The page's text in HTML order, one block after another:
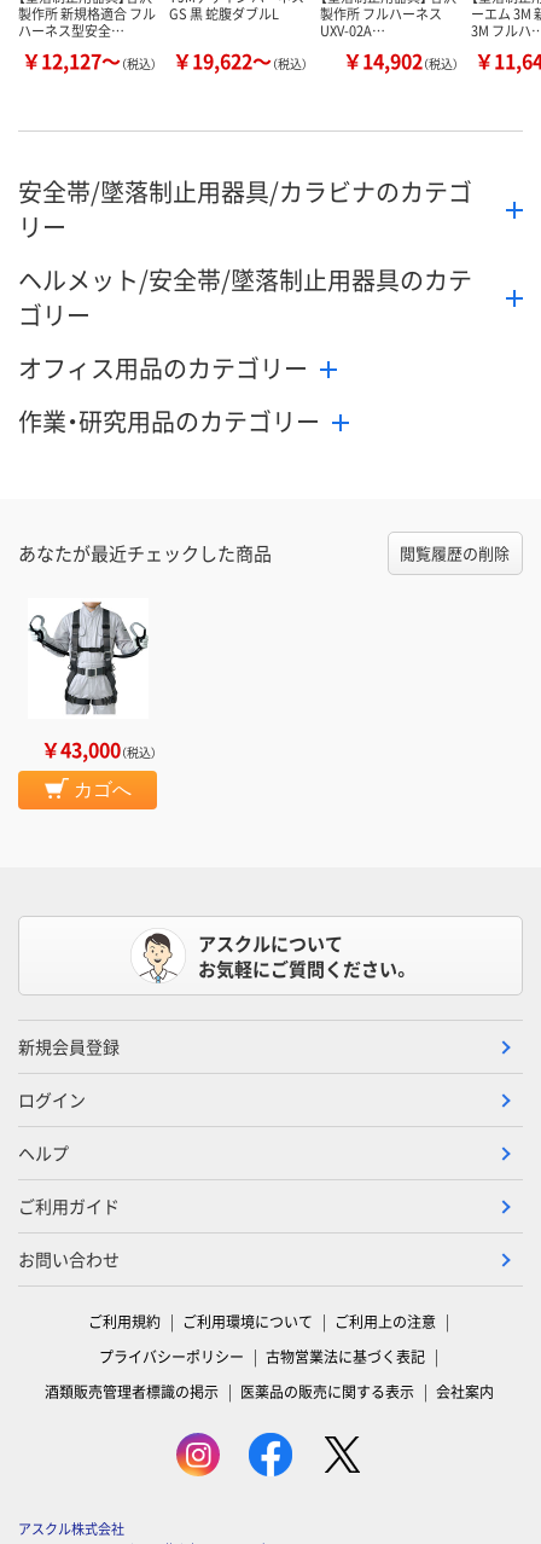
製作所 新規格適合 フル
ハーネス型安全…
￥12,127～（税込）
GS 黒 蛇腹ダブルL
￥19,622～（税込）
製作所 フルハーネス
UXV-02A…
￥14,902（税込）
ーエム 3M
3M フルハ
￥
安全帯/墜落制止用器具/カラビナのカテゴ
リー
ヘルメット/安全帯/墜落制止用器具のカテ
ゴリー
オフィス用品のカテゴリー
作業・研究用品のカテゴリー
あなたが最近チェックした商品 閲覧履歴の削除
￥43,000（税込）
カゴへ
アスクルについて
お気軽にご質問ください。
新規会員登録
ログイン
ヘルプ
ご利用ガイド
お問い合わせ
ご利用規約 ご利用環境について
ご利用上の注意
プライバシーポリシー
古物営業法に基づく表記
酒類販売管理者標識の掲示
医薬品の販売に関する表示 会社案内
アスクル株式会社